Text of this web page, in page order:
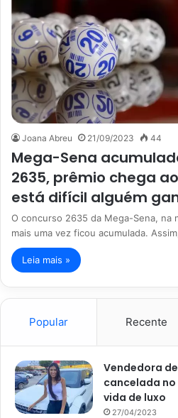
Joana Abreu 21/09/2023 44
Mega-Sena
2635, prêmio chega
está difícil alguém
O concurso 2635 da Mega-Sena, na
mais uma vez ficou acumulada.
Leia mais »
Popular Recente
Vendedora
cancelada
vida de luxo
27/04/2023